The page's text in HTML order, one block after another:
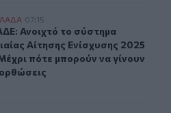
Ενιαίας Αίτησης Ενίσχυσης
07:15
Ανοιχτό το σύστημα Ενιαίας
Ανοιχτό το σύστημα
Αίτησης Ενίσχυσης 2025
πότε μπορούν να γίνουν